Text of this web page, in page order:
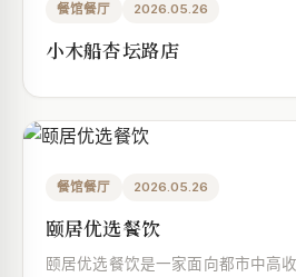
餐馆餐厅 2026.05.26
小木船杏坛路店
餐馆餐厅 2026.05.26
颐居优选餐饮
颐居优选餐饮是一家面向都市中高